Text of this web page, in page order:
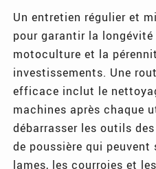
Un entretien régulier et
pour garantir la
motoculture et la
investissements. Une
efficace inclut le
machines après chaque
débarrasser les outils
de poussière qui
lames, les courroies et